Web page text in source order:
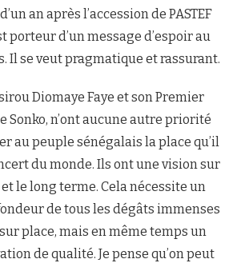
an après l’accession de PASTEF
porteur d’un message d’espoir au
Il se veut pragmatique et rassurant.
Diomaye Faye et son Premier
Sonko, n’ont aucune autre priorité
au peuple sénégalais la place qu’il
du monde. Ils ont une vision sur
le long terme. Cela nécessite un
de tous les dégâts immenses
place, mais en même temps un
de qualité. Je pense qu’on peut